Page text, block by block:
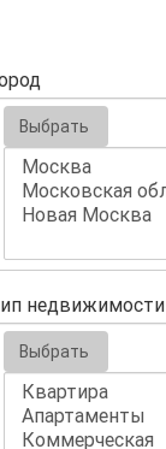
Выбрать
недвижимости
Выбрать